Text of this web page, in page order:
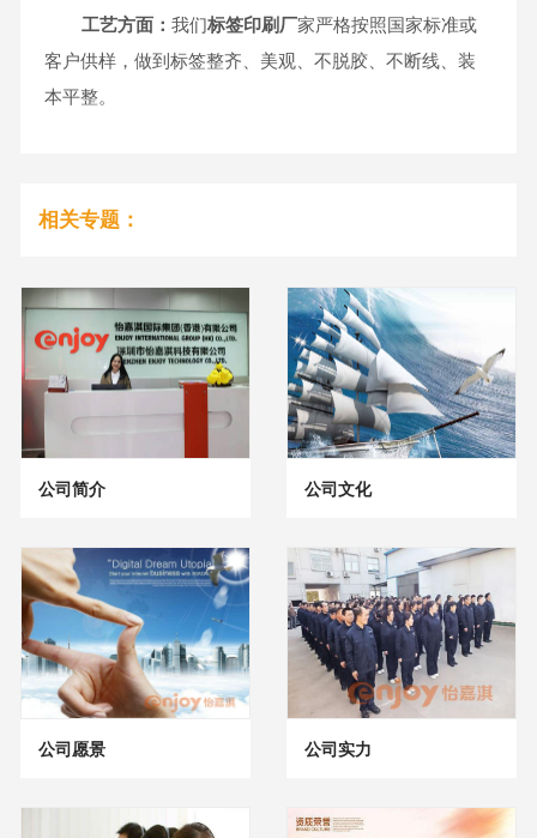
工艺方面：我们标签印刷厂家严格按照国家标准或
客户供样，做到标签整齐、美观、不脱胶、不断线、装
本平整。
相关专题：
公司简介 公司文化
公司愿景 公司实力